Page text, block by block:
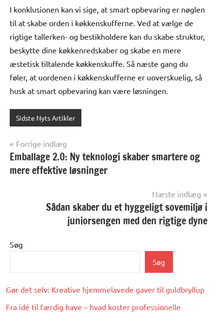
I konklusionen kan vi sige, at smart opbevaring er nøglen
til at skabe orden i køkkenskufferne. Ved at vælge de
rigtige tallerken- og bestikholdere kan du skabe struktur,
beskytte dine køkkenredskaber og skabe en mere
æstetisk tiltalende køkkenskuffe. Så næste gang du
føler, at uordenen i køkkenskufferne er uoverskuelig, så
husk at smart opbevaring kan være løsningen.
Sidste Nyts Artikler
Indlægsnavigation
Forrige indlæg
Emballage 2.0: Ny teknologi skaber smartere og
mere effektive løsninger
Næste indlæg
Sådan skaber du et hyggeligt sovemiljø i
juniorsengen med den rigtige dyne
Søg
Søg
Gør det selv: Kreative hjemmelavede gaver til guldbryllup
Fra idé til færdig have – hvad koster professionelle